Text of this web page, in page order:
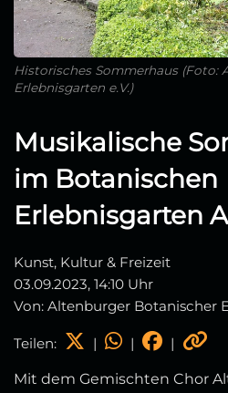
Historisches Sommerhaus (Foto:
Erlebnisgarten e.V.)
Musikalische
im Botanischen
Erlebnisgarten
Kunst, Kultur & Freizeit
03.09.2023, 14:10 Uhr
Von: Altenburger Botanischer
Teilen: | | |
Mit dem Gemischten Chor